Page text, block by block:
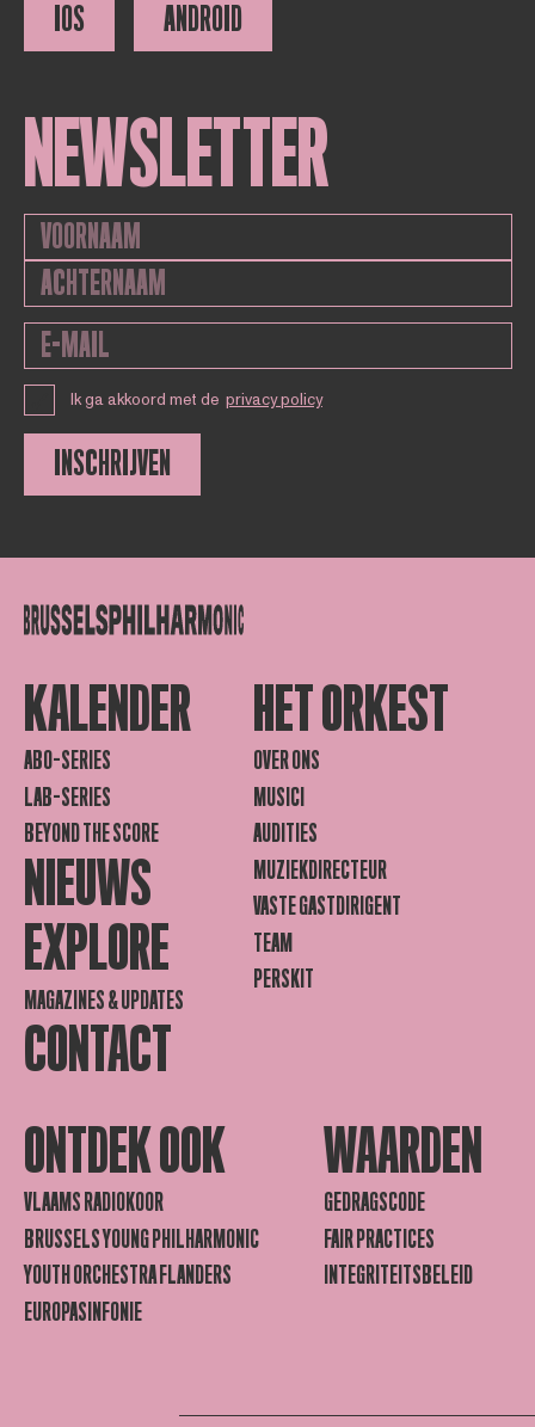
IOS ANDROID
NEWSLETTER
Ik ga akkoord met de privacy policy
INSCHRIJVEN
KALENDER
ABO-SERIES
LAB-SERIES
BEYOND THE SCORE
NIEUWS
EXPLORE
MAGAZINES & UPDATES
CONTACT
HET ORKEST
OVER ONS
MUSICI
AUDITIES
MUZIEKDIRECTEUR
VASTE GASTDIRIGENT
TEAM
PERSKIT
ONTDEK OOK
VLAAMS RADIOKOOR
BRUSSELS YOUNG PHILHARMONIC
YOUTH ORCHESTRA FLANDERS
EUROPASINFONIE
WAARDEN
GEDRAGSCODE
FAIR PRACTICES
INTEGRITEITSBELEID